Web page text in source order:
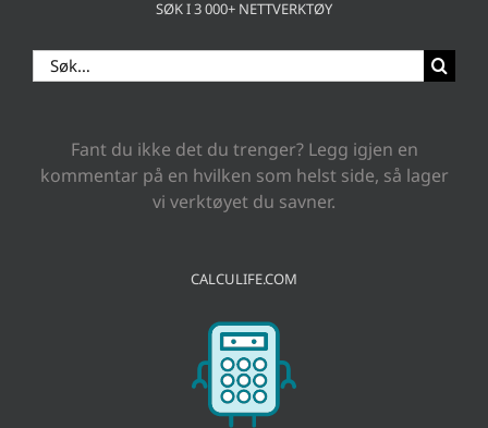
SØK I 3 000+ NETTVERKTØY
Search
for:
Fant du ikke det du trenger? Legg igjen en
kommentar på en hvilken som helst side, så lager
vi verktøyet du savner.
CALCULIFE.COM